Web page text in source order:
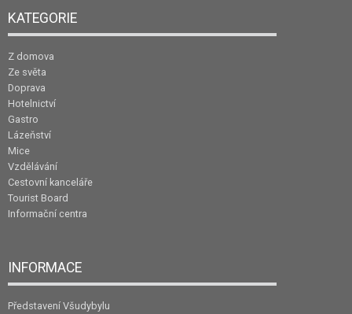
KATEGORIE
Z domova
Ze světa
Doprava
Hotelnictví
Gastro
Lázeňství
Mice
Vzdělávání
Cestovní kanceláře
Tourist Board
Informační centra
INFORMACE
Představení Všudybylu